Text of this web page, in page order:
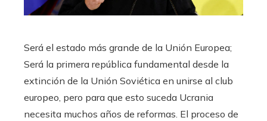
Será el estado más grande de la Unión Europea;
Será la primera república fundamental desde la
extinción de la Unión Soviética en unirse al club
europeo, pero para que esto suceda Ucrania
necesita muchos años de reformas. El proceso de